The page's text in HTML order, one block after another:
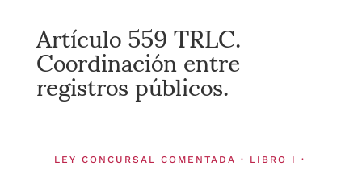
Artículo 559 TRLC.
Coordinación entre
registros públicos.
LEY CONCURSAL COMENTADA · LIBRO I ·